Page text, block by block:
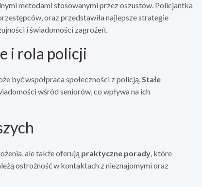
metodami stosowanymi przez oszustów. Policjantka
oraz przedstawiła najlepsze strategie
i świadomości zagrożeń.
i rola policji
być współpraca społeczności z policją.Stałe
wśród seniorów, co wpływa na ich
ale także oferują praktyczne porady, które
ostrożność w kontaktach z nieznajomymi oraz